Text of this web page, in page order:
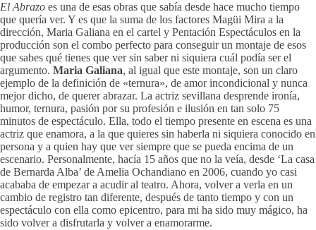
El Abrazo es una de esas obras que sabía desde hace mucho tiempo
que quería ver. Y es que la suma de los factores Magüi Mira a la
dirección, Maria Galiana en el cartel y Pentación Espectáculos en la
producción son el combo perfecto para conseguir un montaje de esos
que sabes qué tienes que ver sin saber ni siquiera cuál podía ser el
argumento. Maria Galiana, al igual que este montaje, son un claro
ejemplo de la definición de «ternura», de amor incondicional y nunca
mejor dicho, de querer abrazar. La actriz sevillana desprende ironía,
humor, ternura, pasión por su profesión e ilusión en tan solo 75
minutos de espectáculo. Ella, todo el tiempo presente en escena es una
actriz que enamora, a la que quieres sin haberla ni siquiera conocido en
persona y a quien hay que ver siempre que se pueda encima de un
escenario. Personalmente, hacía 15 años que no la veía, desde ‘La casa
de Bernarda Alba’ de Amelia Ochandiano en 2006, cuando yo casi
acababa de empezar a acudir al teatro. Ahora, volver a verla en un
cambio de registro tan diferente, después de tanto tiempo y con un
espectáculo con ella como epicentro, para mi ha sido muy mágico, ha
sido volver a disfrutarla y volver a enamorarme.